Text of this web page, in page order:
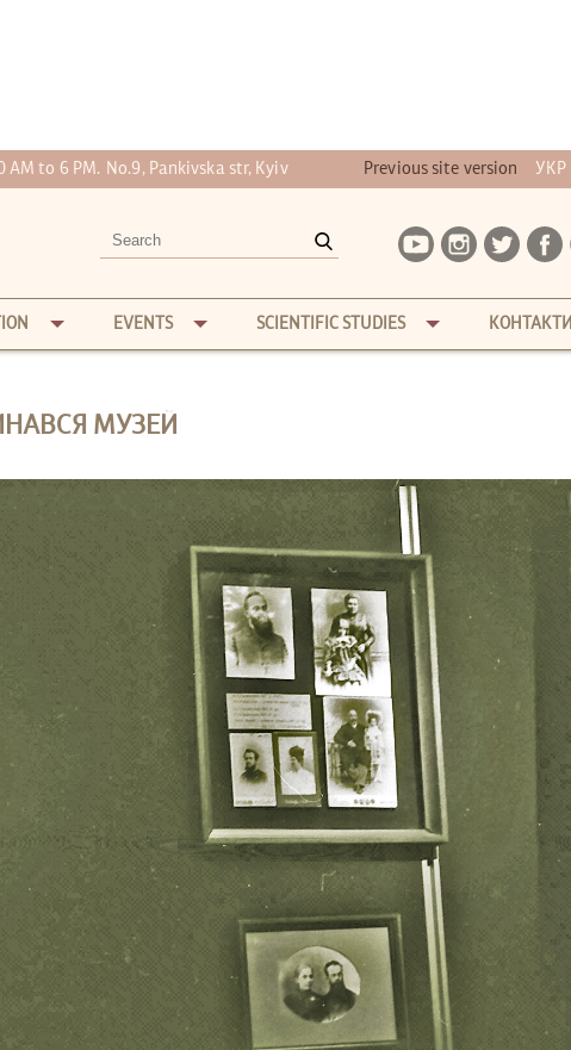
AM to 6 PM. No.9, Pankivska str, Kyiv Previous site version УКР
EVENTS SCIENTIFIC STUDIES КОНТАКТИ
МУЗЕЙ